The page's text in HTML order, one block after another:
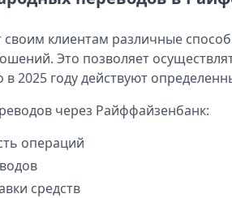
клиентам различные
Это позволяет
2025 году действуют
через Райффайзенбанк:
операций
средств